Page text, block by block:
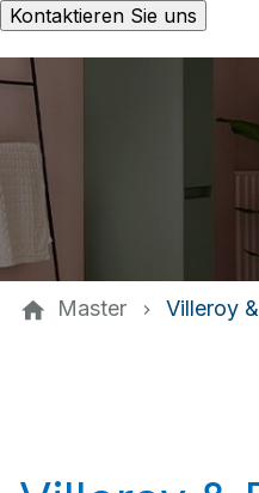
Kontaktieren Sie uns
Master Villeroy